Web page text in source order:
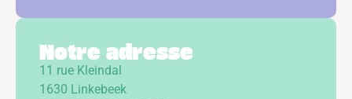
Notre adresse
11 rue Kleindal
1630 Linkebeek